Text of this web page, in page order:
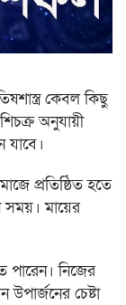
কেবল কিছু
অনুযায়ী
প্রতিষ্ঠিত হতে
সময়। মায়ের
পারেন। নিজের
চেষ্টা